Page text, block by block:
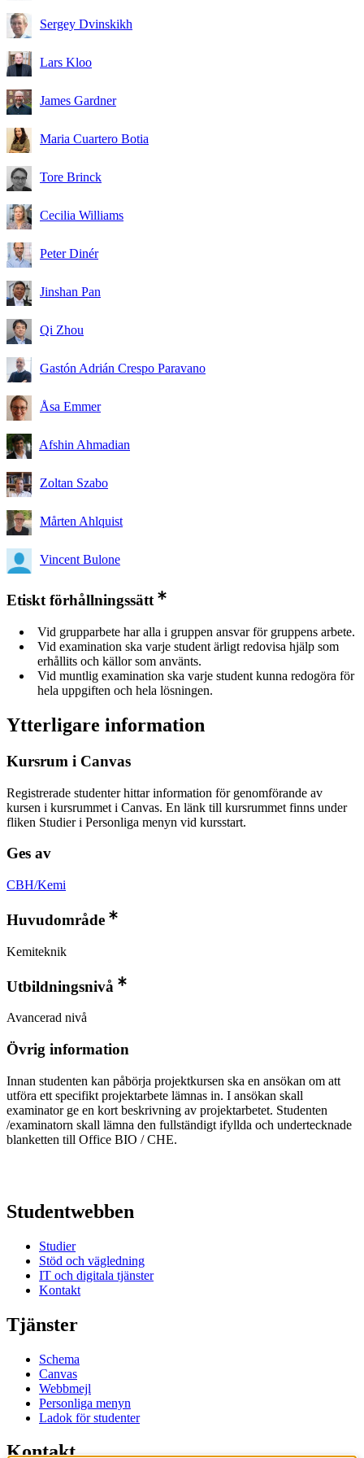
Sergey Dvinskikh
Lars Kloo
James Gardner
Maria Cuartero Botia
Tore Brinck
Cecilia Williams
Peter Dinér
Jinshan Pan
Qi Zhou
Gastón Adrián Crespo Paravano
Åsa Emmer
Afshin Ahmadian
Zoltan Szabo
Mårten Ahlquist
Vincent Bulone
Etiskt förhållningssätt
Vid grupparbete har alla i gruppen ansvar för gruppens arbete.
Vid examination ska varje student ärligt redovisa hjälp som
erhållits och källor som använts.
Vid muntlig examination ska varje student kunna redogöra för
hela uppgiften och hela lösningen.
Ytterligare information
Kursrum i Canvas
Registrerade studenter hittar information för genomförande av
kursen i kursrummet i Canvas. En länk till kursrummet finns under
fliken Studier i Personliga menyn vid kursstart.
Ges av
CBH/Kemi
Huvudområde
Kemiteknik
Utbildningsnivå
Avancerad nivå
Övrig information
Innan studenten kan påbörja projektkursen ska en ansökan om att
utföra ett specifikt projektarbete lämnas in. I ansökan skall
examinator ge en kort beskrivning av projektarbetet. Studenten
/examinatorn skall lämna den fullständigt ifyllda och undertecknade
blanketten till Office BIO / CHE.
Studentwebben
Studier
Stöd och vägledning
IT och digitala tjänster
Kontakt
Tjänster
Schema
Canvas
Webbmejl
Personliga menyn
Ladok för studenter
Kontakt